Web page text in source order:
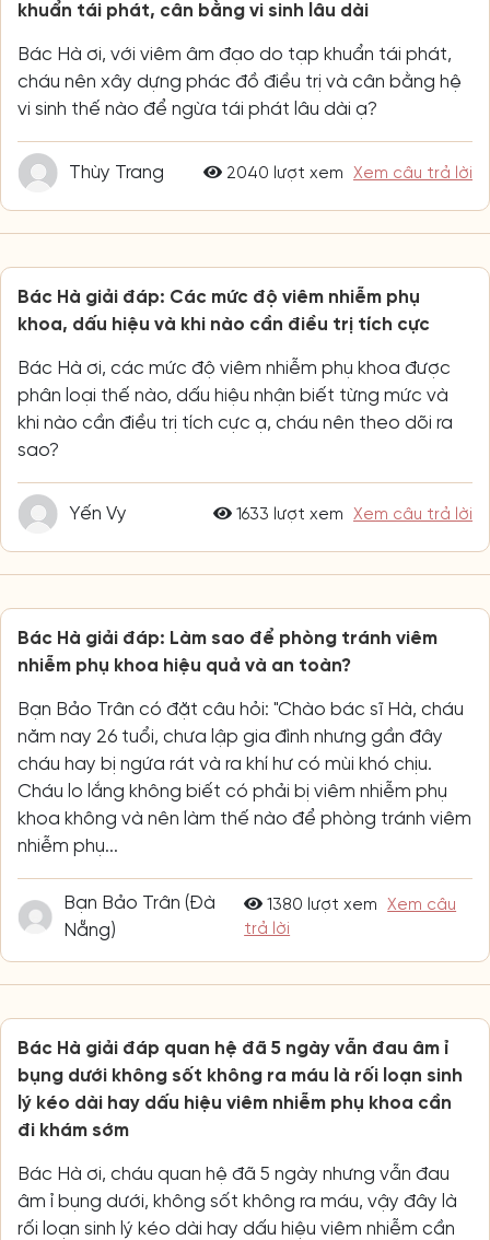
khuẩn tái phát, cân bằng vi sinh lâu dài
Bác Hà ơi, với viêm âm đạo do tạp khuẩn tái phát,
cháu nên xây dựng phác đồ điều trị và cân bằng hệ
vi sinh thế nào để ngừa tái phát lâu dài ạ?
Thùy Trang 2040 lượt xem Xem câu trả lời
Bác Hà giải đáp: Các mức độ viêm nhiễm phụ
khoa, dấu hiệu và khi nào cần điều trị tích cực
Bác Hà ơi, các mức độ viêm nhiễm phụ khoa được
phân loại thế nào, dấu hiệu nhận biết từng mức và
khi nào cần điều trị tích cực ạ, cháu nên theo dõi ra
sao?
Yến Vy 1633 lượt xem Xem câu trả lời
Bác Hà giải đáp: Làm sao để phòng tránh viêm
nhiễm phụ khoa hiệu quả và an toàn?
Bạn Bảo Trân có đặt câu hỏi: "Chào bác sĩ Hà, cháu
năm nay 26 tuổi, chưa lập gia đình nhưng gần đây
cháu hay bị ngứa rát và ra khí hư có mùi khó chịu.
Cháu lo lắng không biết có phải bị viêm nhiễm phụ
khoa không và nên làm thế nào để phòng tránh viêm
nhiễm phụ...
Bạn Bảo Trân (Đà
Nẵng)
1380 lượt xem
Xem câu
trả lời
Bác Hà giải đáp quan hệ đã 5 ngày vẫn đau âm ỉ
bụng dưới không sốt không ra máu là rối loạn sinh
lý kéo dài hay dấu hiệu viêm nhiễm phụ khoa cần
đi khám sớm
Bác Hà ơi, cháu quan hệ đã 5 ngày nhưng vẫn đau
âm ỉ bụng dưới, không sốt không ra máu, vậy đây là
rối loạn sinh lý kéo dài hay dấu hiệu viêm nhiễm cần